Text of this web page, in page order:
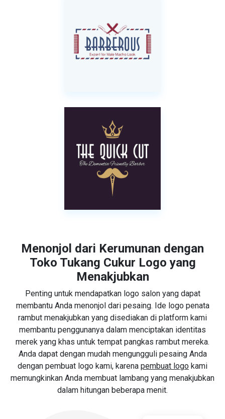
Menonjol dari Kerumunan dengan
Toko Tukang Cukur Logo yang
Menakjubkan
Penting untuk mendapatkan logo salon yang dapat
membantu Anda menonjol dari pesaing. Ide logo penata
rambut menakjubkan yang disediakan di platform kami
membantu penggunanya dalam menciptakan identitas
merek yang khas untuk tempat pangkas rambut mereka.
Anda dapat dengan mudah mengungguli pesaing Anda
dengan pembuat logo kami, karena pembuat logo kami
memungkinkan Anda membuat lambang yang menakjubkan
dalam hitungan beberapa menit.